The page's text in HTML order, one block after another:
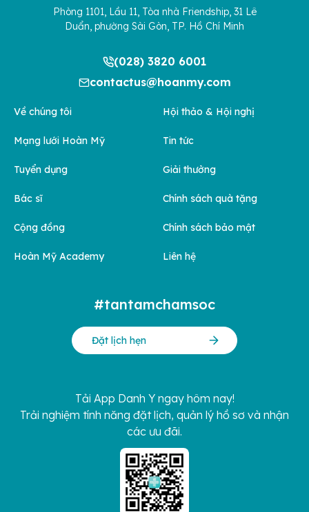
Phòng 1101, Lầu 11, Tòa nhà Friendship, 31 Lê
Duẩn, phường Sài Gòn, TP. Hồ Chí Minh
(028) 3820 6001
contactus@hoanmy.com
Về chúng tôi
Mạng lưới Hoàn Mỹ
Tuyển dụng
Bác sĩ
Cộng đồng
Hoàn Mỹ Academy
Hội thảo & Hội nghị
Tin tức
Giải thưởng
Chính sách quà tặng
Chính sách bảo mật
Liên hệ
#tantamchamsoc
Đặt lịch hẹn
Tải App Danh Y ngay hôm nay!
Trải nghiệm tính năng đặt lịch, quản lý hồ sơ và nhận
các ưu đãi.